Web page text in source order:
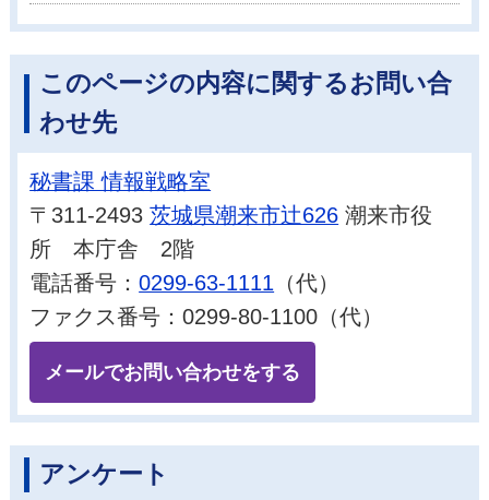
このページの内容に関するお問い合
わせ先
秘書課 情報戦略室
〒311-2493茨城県潮来市辻626 潮来市役
所 本庁舎 2階
電話番号：0299-63-1111 （代）
ファクス番号：0299-80-1100（代）
メールでお問い合わせをする
アンケート